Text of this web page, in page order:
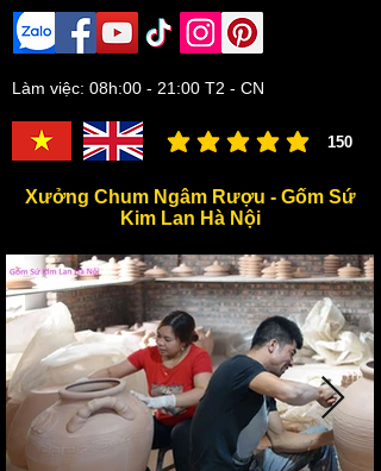
Làm việc: 08h:00 - 21:00 T2 - CN
150
đánh giá trung bình là 3 /5,
Xưởng Chum Ngâm Rượu - Gốm Sứ
Kim Lan Hà Nội